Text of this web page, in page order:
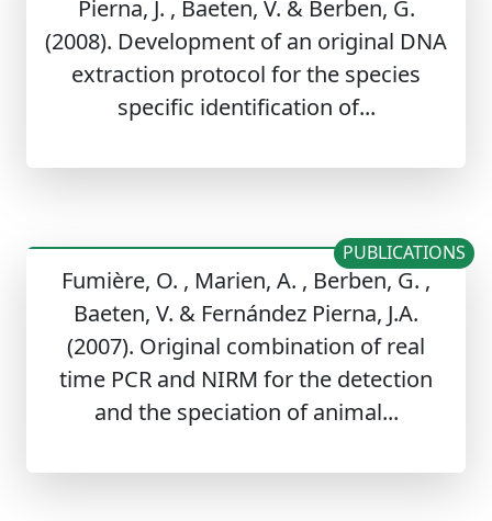
Pierna, J. , Baeten, V. & Berben, G.
(2008). Development of an original DNA
extraction protocol for the species
specific identification of...
Fumière, O. , Marien, A. , Berben, G. ,
Baeten, V. & Fernández Pierna, J.A.
(2007). Original combination of real
time PCR and NIRM for the detection
and the speciation of animal...
PUBLICATIONS